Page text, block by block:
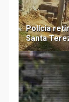
Polícia
Santa